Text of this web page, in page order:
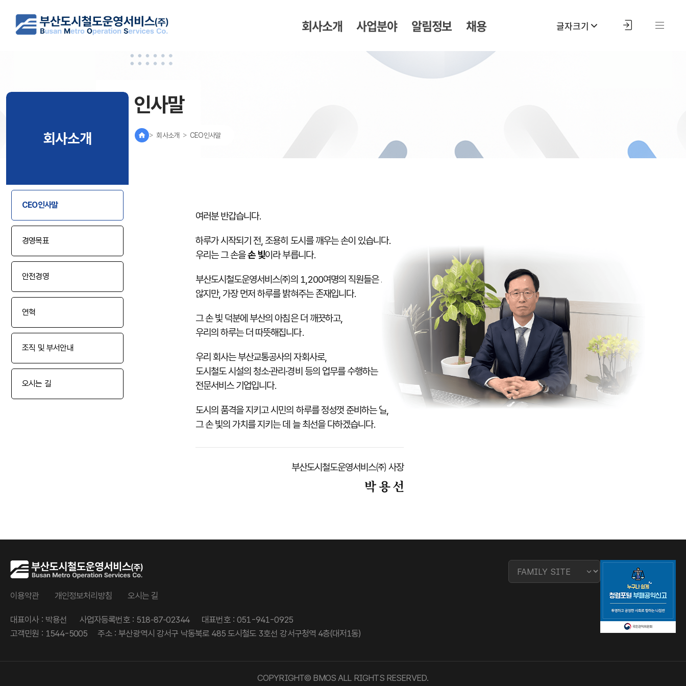
글자크기
회사소개 사업분야 알림정보 채용
인사말
> 회사소개 > CEO인사말
회사소개
CEO인사말
경영목표
안전경영
연혁
조직 및 부서안내
오시는 길
여러분 반갑습니다.
하루가 시작되기 전, 조용히 도시를 깨우는 손이 있습니다.
우리는 그 손을손 빛이라 부릅니다.
부산도시철도운영서비스㈜의 1,200여명의 직원들은 보이지
않지만,가장 먼저 하루를 밝혀주는 존재입니다.
그손 빛덕분에 부산의 아침은 더 깨끗하고,
우리의 하루는 더 따뜻해집니다.
우리 회사는 부산교통공사의 자회사로,
도시철도 시설의 청소·관리·경비 등의 업무를 수행하는
전문서비스 기업입니다.
도시의 품격을 지키고 시민의 하루를 정성껏 준비하는 일,
그 손 빛의 가치를 지키는 데 늘 최선을 다하겠습니다.
부산도시철도운영서비스㈜ 사장
박 용 선
이용약관 개인정보처리방침 오시는 길
대표이사 : 박용선 사업자등록번호 : 518‑87‑02344
대표번호 : 051-941-0925
고객민원 : 1544-5005
주소 : 부산광역시 강서구 낙동북로 485 도시철도 3호선 강서구청역 4층(대저1동)
COPYRIGHT© BMOS ALL RIGHTS RESERVED.